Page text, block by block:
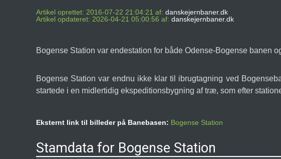
Artikel oprettet: 2016-07-22 21:04:21 af: danskejernbaner.dk
Artikel opdateret: 2026-04-21 05:00:56 af: danskejernbaner.dk
Bogense Station var endestation for både Odense-Bogense banen
Bogense Station var endnu ikke klar til ibrugtagning ved
startede i en midlertidig ekspeditionsbygning af træ, som efter
Eksternt link til billeder på Banebasen: Bogense Station
Stamdata for Bogense Station